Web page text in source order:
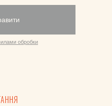
обробки